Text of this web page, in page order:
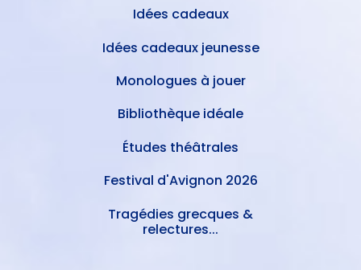
Idées cadeaux
Idées cadeaux jeunesse
Monologues à jouer
Bibliothèque idéale
Études théâtrales
Festival d'Avignon 2026
Tragédies grecques &
relectures...